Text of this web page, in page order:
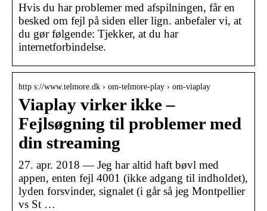
Hvis du har problemer med afspilningen, får en
besked om fejl på siden eller lign. anbefaler vi, at
du gør følgende: Tjekker, at du har
internetforbindelse.
http s://www.telmore.dk › om-telmore-play › om-viaplay
Viaplay virker ikke –
Fejlsøgning til problemer med
din streaming
27. apr. 2018 — Jeg har altid haft bøvl med
appen, enten fejl 4001 (ikke adgang til indholdet),
lyden forsvinder, signalet (i går så jeg Montpellier
vs St …